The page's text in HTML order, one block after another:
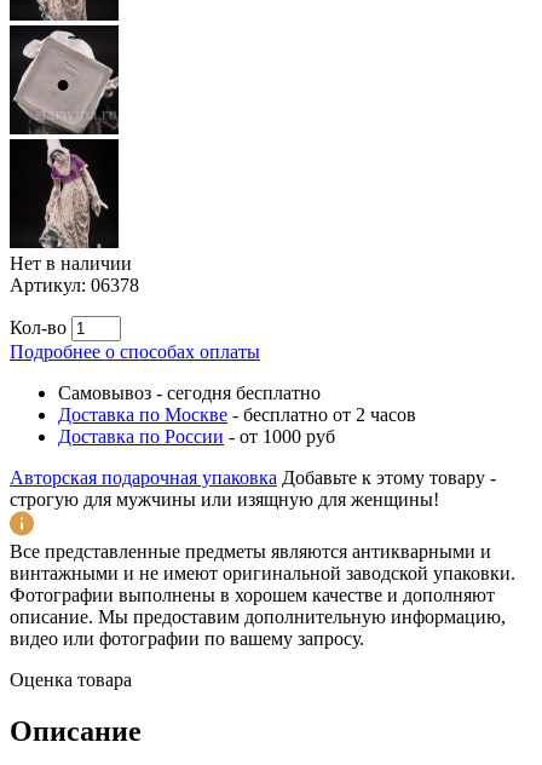
Нет в наличии
Артикул: 06378
Кол-во
Подробнее о способах оплаты
Самовывоз - сегодня бесплатно
Доставка по Москве - бесплатно от 2 часов
Доставка по России - от 1000 руб
Авторская подарочная упаковка Добавьте к этому товару -
строгую для мужчины или изящную для женщины!
Все представленные предметы являются антикварными и
винтажными и не имеют оригинальной заводской упаковки.
Фотографии выполнены в хорошем качестве и дополняют
описание. Мы предоставим дополнительную информацию,
видео или фотографии по вашему запросу.
Оценка товара
Описание